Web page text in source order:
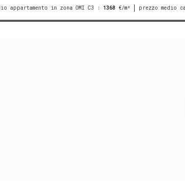
appartamento in zona OMI C3 : 1368 €/m² prezzo medio